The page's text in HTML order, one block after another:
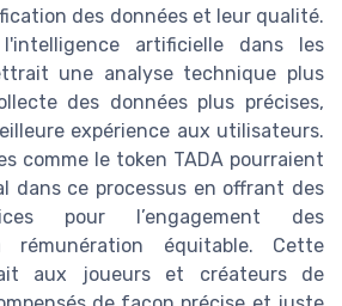
des données et leur qualité.
artificielle dans les
une analyse technique plus
des données plus précises,
expérience aux utilisateurs.
comme le token TADA pourraient
dans ce processus en offrant des
pour l’engagement des
équitable. Cette
aux joueurs et créateurs de